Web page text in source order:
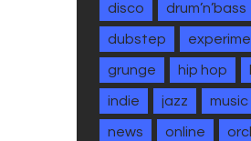
disco drum’n’bass
dubstep
grunge hip hop
indie jazz music
news online